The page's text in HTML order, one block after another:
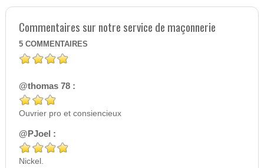
Commentaires sur notre service de maçonnerie
5 COMMENTAIRES
@thomas 78 :
Ouvrier pro et consiencieux
@PJoel :
Nickel.